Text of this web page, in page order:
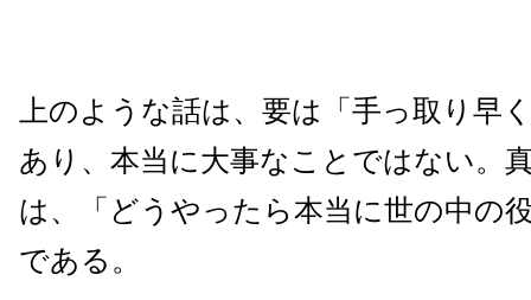
上のような話は、要は「手っ取り早
あり、本当に大事なことではない。
は、「どうやったら本当に世の中の
である。